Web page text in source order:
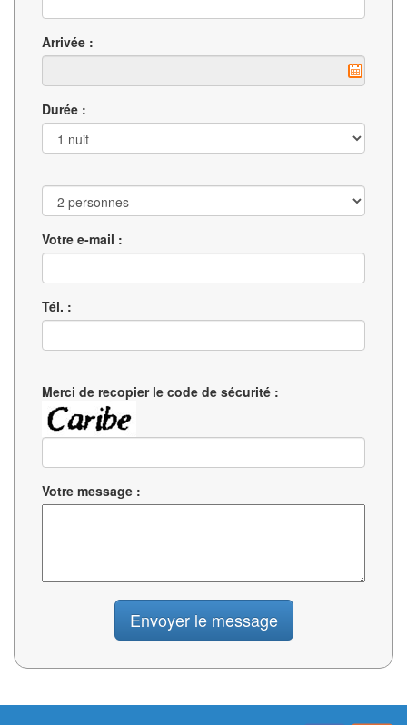
Arrivée :
Durée :
Votre e-mail :
Tél. :
Merci de recopier le code de sécurité :
Votre message :